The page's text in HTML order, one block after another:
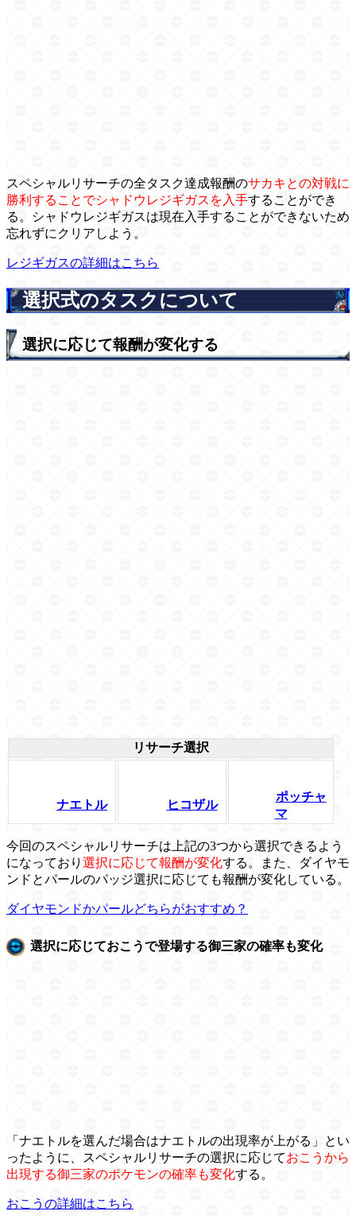
スペシャルリサーチの全タスク達成報酬のサカキとの対戦に
勝利することでシャドウレジギガスを入手することができ
る。シャドウレジギガスは現在入手することができないため
忘れずにクリアしよう。
レジギガスの詳細はこちら
選択式のタスクについて
選択に応じて報酬が変化する
リサーチ選択
ナエトル ヒコザル
ポッチャ
マ
今回のスペシャルリサーチは上記の3つから選択できるよう
になっており 選択に応じて報酬が変化する。また、ダイヤモ
ンドとパールのパッジ選択に応じても報酬が変化している。
ダイヤモンドかパールどちらがおすすめ？
選択に応じておこうで登場する御三家の確率も変化
「ナエトルを選んだ場合はナエトルの出現率が上がる」とい
ったように、スペシャルリサーチの選択に応じておこうから
出現する御三家のポケモンの確率も変化する。
おこうの詳細はこちら